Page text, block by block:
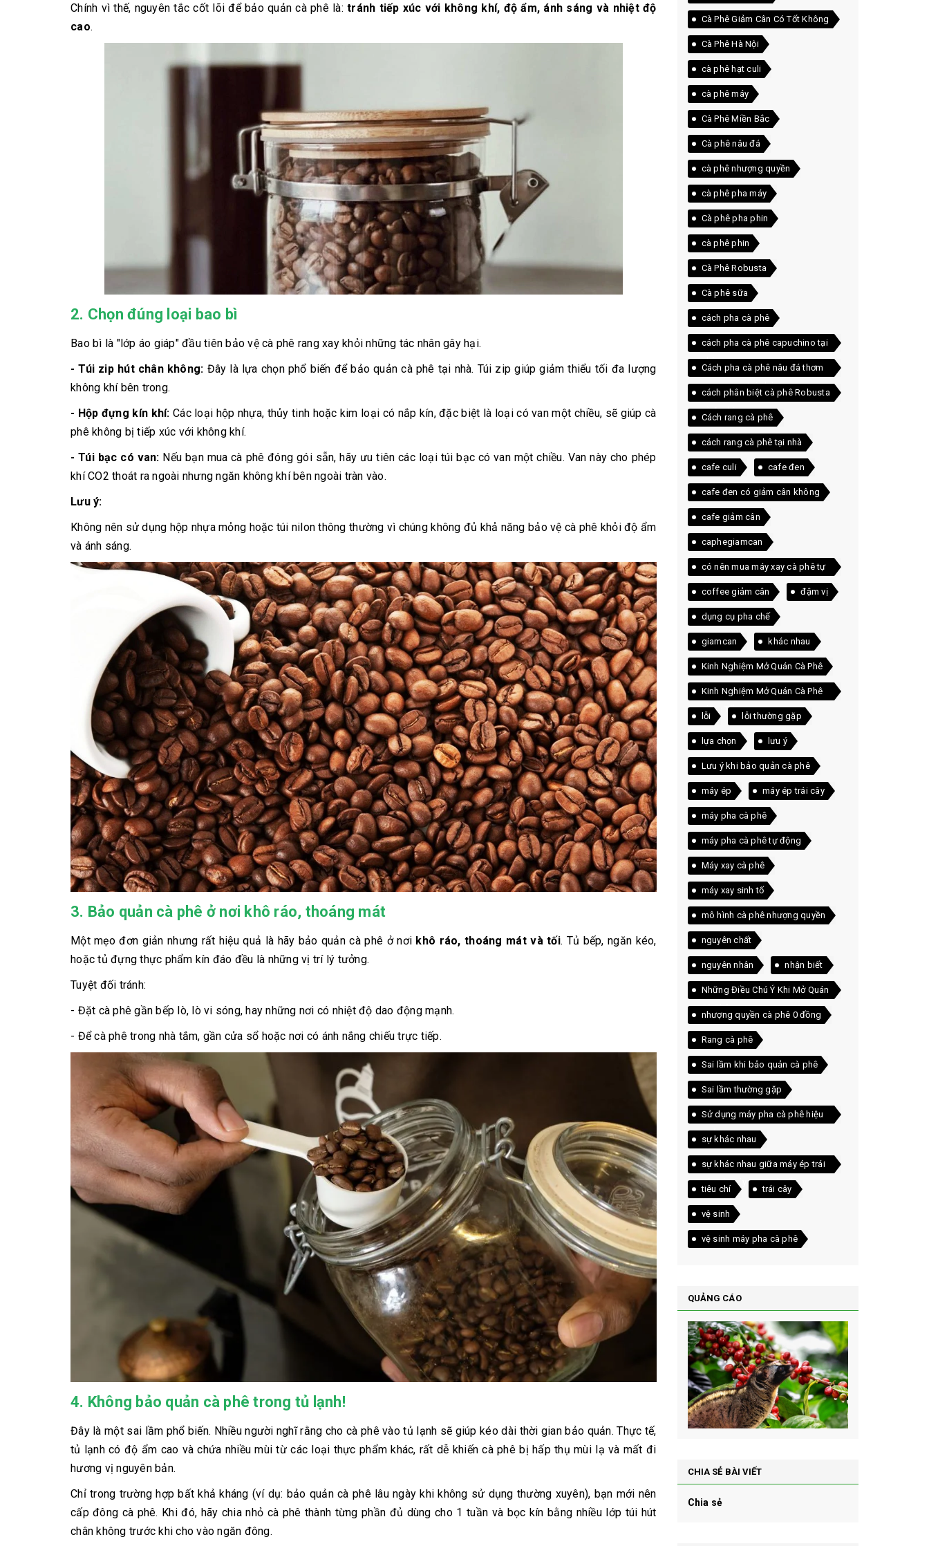
Chính vì thế, nguyên tắc cốt lõi để bảo quản cà phê là:tránh tiếp xúc với không khí, độ ẩm, ánh sáng và nhiệt độ
cao.
2. Chọn đúng loại bao bì
Bao bì là "lớp áo giáp" đầu tiên bảo vệ cà phê rang xay khỏi những tác nhân gây hại.
- Túi zip hút chân không: Đây là lựa chọn phổ biến để bảo quản cà phê tại nhà. Túi zip giúp giảm thiểu tối đa lượng
không khí bên trong.
- Hộp đựng kín khí: Các loại hộp nhựa, thủy tinh hoặc kim loại có nắp kín, đặc biệt là loại có van một chiều, sẽ giúp cà
phê không bị tiếp xúc với không khí.
- Túi bạc có van: Nếu bạn mua cà phê đóng gói sẵn, hãy ưu tiên các loại túi bạc có van một chiều. Van này cho phép
khí CO2 thoát ra ngoài nhưng ngăn không khí bên ngoài tràn vào.
Lưu ý:
Không nên sử dụng hộp nhựa mỏng hoặc túi nilon thông thường vì chúng không đủ khả năng bảo vệ cà phê khỏi độ ẩm
và ánh sáng.
3. Bảo quản cà phê ở nơi khô ráo, thoáng mát
Một mẹo đơn giản nhưng rất hiệu quả là hãy bảo quản cà phê ở nơi khô ráo, thoáng mát và tối. Tủ bếp, ngăn kéo,
hoặc tủ đựng thực phẩm kín đáo đều là những vị trí lý tưởng.
Tuyệt đối tránh:
- Đặt cà phê gần bếp lò, lò vi sóng, hay những nơi có nhiệt độ dao động mạnh.
- Để cà phê trong nhà tắm, gần cửa sổ hoặc nơi có ánh nắng chiếu trực tiếp.
4. Không bảo quản cà phê trong tủ lạnh!
Đây là một sai lầm phổ biến. Nhiều người nghĩ rằng cho cà phê vào tủ lạnh sẽ giúp kéo dài thời gian bảo quản. Thực tế,
tủ lạnh có độ ẩm cao và chứa nhiều mùi từ các loại thực phẩm khác, rất dễ khiến cà phê bị hấp thụ mùi lạ và mất đi
hương vị nguyên bản.
Chỉ trong trường hợp bất khả kháng (ví dụ: bảo quản cà phê lâu ngày khi không sử dụng thường xuyên), bạn mới nên
cấp đông cà phê. Khi đó, hãy chia nhỏ cà phê thành từng phần đủ dùng cho 1 tuần và bọc kín bằng nhiều lớp túi hút
chân không trước khi cho vào ngăn đông.
Cà Phê Giảm Cân Có Tốt Không
Cà Phê Hà Nội
cà phê hạt culi
cà phê máy
Cà Phê Miền Bắc
Cà phê nâu đá
cà phê nhượng quyền
cà phê pha máy
Cà phê pha phin
cà phê phin
Cà Phê Robusta
Cà phê sữa
cách pha cà phê
cách pha cà phê capuchino tại
nhà
Cách pha cà phê nâu đá thơm
ngon ngay tại nhà
cách phân biệt cà phê Robusta
và Arabica
Cách rang cà phê
cách rang cà phê tại nhà
cafe culi cafe đen
cafe đen có giảm cân không
cafe giảm cân
caphegiamcan
có nên mua máy xay cà phê tự
động
coffee giảm cân đậm vị
dụng cụ pha chế
giamcan khác nhau
Kinh Nghiệm Mở Quán Cà Phê
Kinh Nghiệm Mở Quán Cà Phê
Thực Tế
lỗi lỗi thường gặp
lựa chọn lưu ý
Lưu ý khi bảo quản cà phê
máy ép máy ép trái cây
máy pha cà phê
máy pha cà phê tự động
Máy xay cà phê
máy xay sinh tố
mô hình cà phê nhượng quyền
nguyên chất
nguyên nhân nhận biết
Những Điều Chú Ý Khi Mở Quán
Cà Phê
nhượng quyền cà phê 0 đồng
Rang cà phê
Sai lầm khi bảo quản cà phê
Sai lầm thường gặp
Sử dụng máy pha cà phê hiệu
quả
sự khác nhau
sự khác nhau giữa máy ép trái
cây và máy xay sinh tố
tiêu chí trái cây
vệ sinh
vệ sinh máy pha cà phê
QUẢNG CÁO
CHIA SẺ BÀI VIẾT
Chia sẻ